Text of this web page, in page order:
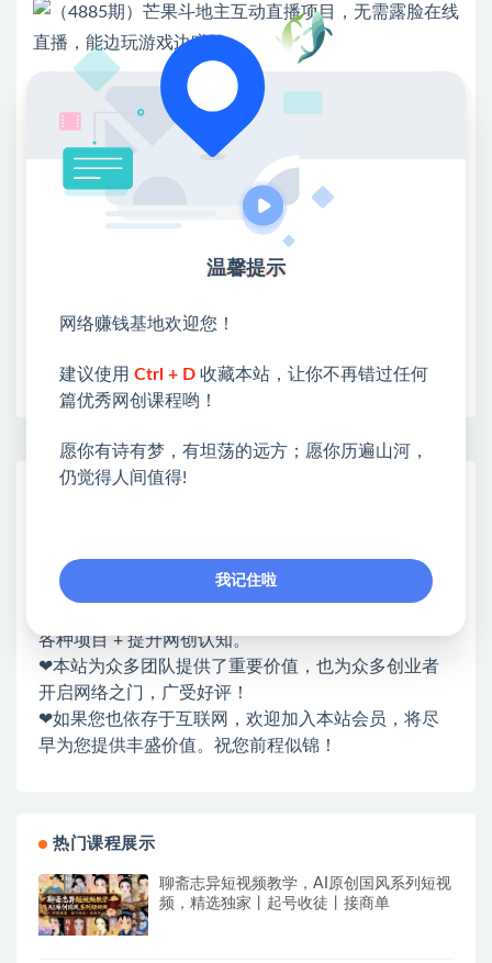
💖课程资料【免费】领取教程💖
①：点击右上角【 】三个点
②：选择【在浏览器打开】
③：点击右上方【登录】领取
限时活动：注册新用户赠送VIP
收藏 海报 链接
网赚基地简介
❤本站：本站整合多方资源站，主要面向互联网创业
类&副业类，资源丰富 物超所值。
各种项目 + 提升网创认知。
❤本站为众多团队提供了重要价值，也为众多创业者
开启网络之门，广受好评！
❤如果您也依存于互联网，欢迎加入本站会员，将尽
早为您提供丰盛价值。祝您前程似锦！
热门课程展示
聊斋志异短视频教学，AI原创国风系列短视
频，精选独家丨起号收徒丨接商单
温馨提示
网络赚钱基地欢迎您！
建议使用 Ctrl + D 收藏本站，让你不再错过任何
篇优秀网创课程哟！
愿你有诗有梦，有坦荡的远方；愿你历遍山河，
仍觉得人间值得!
我记住啦